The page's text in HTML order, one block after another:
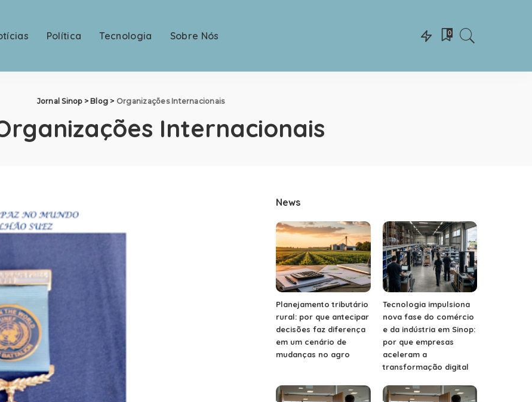
Política Tecnologia Sobre Nós 0
Jornal Sinop> Blog > Organizações Internacionais
Internacionais
News
Planejamento tributário
rural: por que antecipar
decisões faz diferença
em um cenário de
mudanças no agro
Tecnologia impulsiona
nova fase do comércio
e da indústria em Sinop:
por que empresas
aceleram a
transformação digital